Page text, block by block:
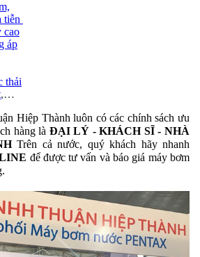
tiễn
cao
áp
thải
,…
Hiệp Thành luôn có các chính sách ưu
hàng là ĐẠI LÝ - KHÁCH SĨ - NHÀ
Trên cả nước, quý khách hãy nhanh
để được tư vấn và báo giá máy bơm